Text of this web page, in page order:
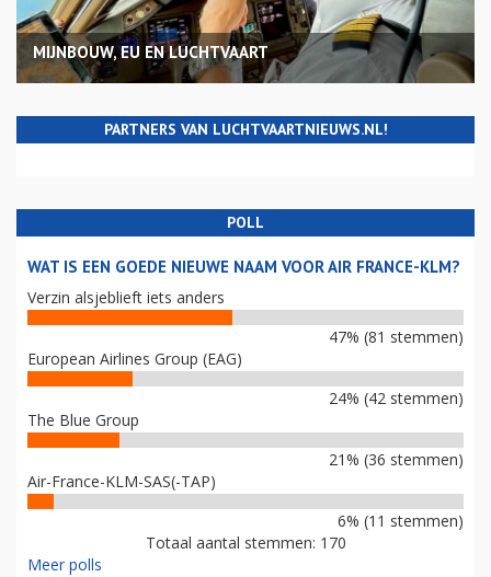
MIJNBOUW, EU EN LUCHTVAART
PARTNERS VAN LUCHTVAARTNIEUWS.NL!
POLL
WAT IS EEN GOEDE NIEUWE NAAM VOOR AIR FRANCE-KLM?
Verzin alsjeblieft iets anders
47% (81 stemmen)
European Airlines Group (EAG)
24% (42 stemmen)
The Blue Group
21% (36 stemmen)
Air-France-KLM-SAS(-TAP)
6% (11 stemmen)
Totaal aantal stemmen: 170
Meer polls